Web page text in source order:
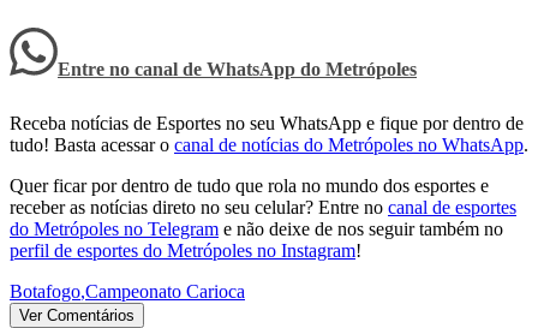
Entre no canal de WhatsApp do Metrópoles
Receba notícias de Esportes no seu WhatsApp e fique por dentro de
tudo! Basta acessar o canal de notícias do Metrópoles no WhatsApp.
Quer ficar por dentro de tudo que rola no mundo dos esportes e
receber as notícias direto no seu celular? Entre no canal de esportes
do Metrópoles no Telegram e não deixe de nos seguir também no
perfil de esportes do Metrópoles no Instagram!
Botafogo,Campeonato Carioca
Ver Comentários